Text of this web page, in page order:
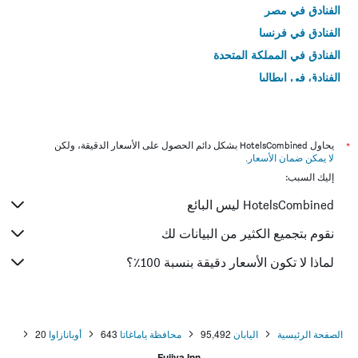
الفنادق في مصر
الفنادق في فرنسا
الفنادق في المملكة المتحدة
الفنادق في إيطاليا
*
يحاول HotelsCombined بشكل دائم الحصول على الأسعار الدقيقة، ولكن
لا يمكن ضمان الأسعار .
إليك السبب:
HotelsCombined ليس البائع
نقوم بتجميع الكثير من البيانات لك
لماذا لا تكون الأسعار دقيقة بنسبة 100٪؟
الصفحة الرئيسية اليابان 95,492 محافظة ياماغاتا 643 أوبانازاوا 20